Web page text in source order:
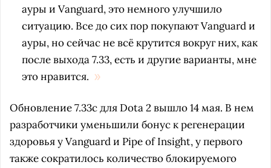
ауры и Vanguard, это немного улучшило
ситуацию. Все до сих пор покупают Vanguard и
ауры, но сейчас не всё крутится вокруг них, как
после выхода 7.33, есть и другие варианты, мне
это нравится.
Обновление 7.33c для Dota 2 вышло 14 мая. В нем
разработчики уменьшили бонус к регенерации
здоровья у Vanguard и Pipe of Insight, у первого
также сократилось количество блокируемого